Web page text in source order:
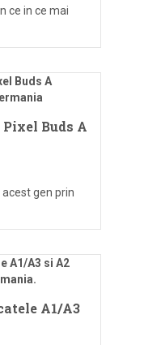
ce in ce mai
Pixel Buds A
gen prin
A1/A3